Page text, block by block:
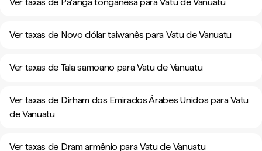
Ver taxas de Novo dólar taiwanês para Vatu de Vanuatu
Ver taxas de Tala samoano para Vatu de Vanuatu
Ver taxas de Dirham dos Emirados Árabes Unidos para Vatu
de Vanuatu
Ver taxas de Dram armênio para Vatu de Vanuatu